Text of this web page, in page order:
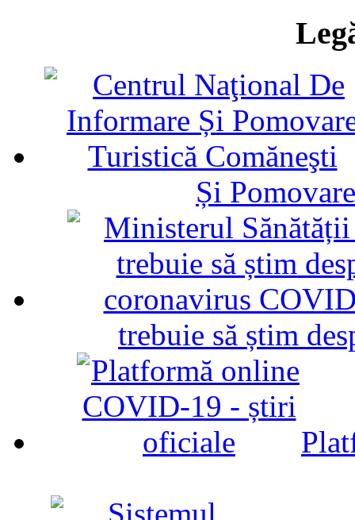
Și
trebuie să știm